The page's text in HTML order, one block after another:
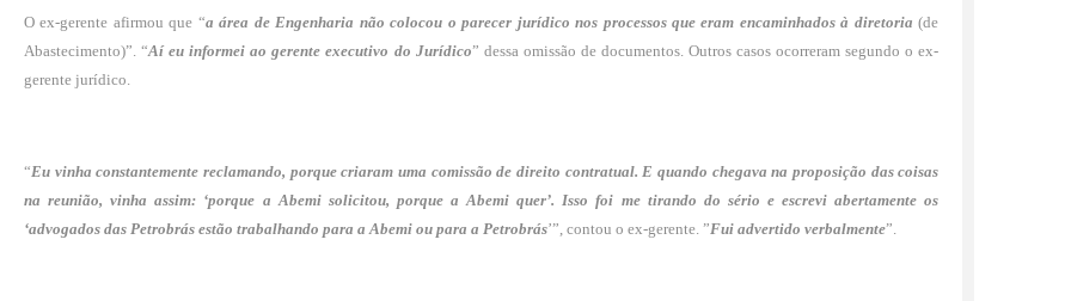
O ex-gerente afirmou que “a área de Engenharia não colocou o parecer jurídico nos processos que eram encaminhados à diretoria (de
Abastecimento)”. “Aí eu informei ao gerente executivo do Jurídico” dessa omissão de documentos. Outros casos ocorreram segundo o ex-
gerente jurídico.
“Eu vinha constantemente reclamando, porque criaram uma comissão de direito contratual. E quando chegava na proposição das coisas
na reunião, vinha assim: ‘porque a Abemi solicitou, porque a Abemi quer’. Isso foi me tirando do sério e escrevi abertamente os
‘advogados das Petrobrás estão trabalhando para a Abemi ou para a Petrobrás’”, contou o ex-gerente. ”Fui advertido verbalmente”.